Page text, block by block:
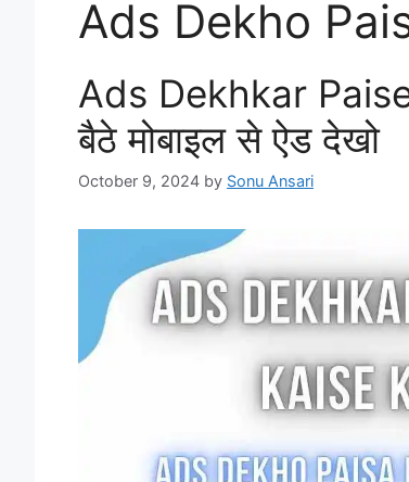
Ads Dekho
Ads Dekhkar Paise
बैठे मोबाइल से ऐड देखो
October 9, 2024 by Sonu Ansari